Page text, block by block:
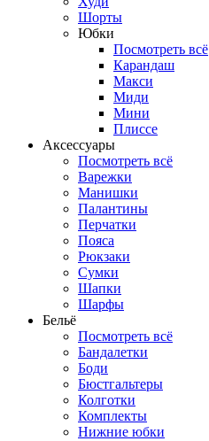
Шорты
Юбки
Посмотреть всё
Карандаш
Макси
Миди
Мини
Плиссе
Аксессуары
Посмотреть всё
Варежки
Манишки
Палантины
Перчатки
Пояса
Рюкзаки
Сумки
Шапки
Шарфы
Бельё
Посмотреть всё
Бандалетки
Боди
Бюстгальтеры
Колготки
Комплекты
Нижние юбки